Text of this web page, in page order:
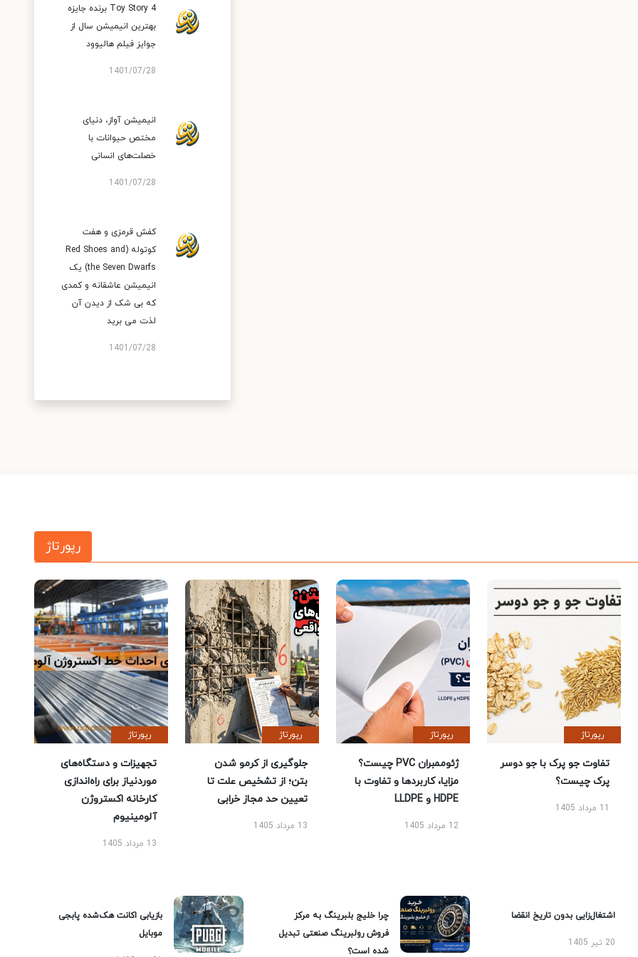
Toy Story 4 برنده جایزه
بهترین انیمیشن سال از
جوایز فیلم هالیوود
1401/07/28
انیمیشن آواز، دنیای
مختص حیوانات با
خصلت‌های انسانی
1401/07/28
کفش قرمزی و هفت
کوتوله (Red Shoes and
the Seven Dwarfs) یک
انیمیشن عاشقانه و کمدی
که بی شک از دیدن آن
لذت می برید
1401/07/28
رپورتاژ
رپورتاژ
تفاوت جو پرک با جو دوسر
پرک چیست؟
11 مرداد 1405
رپورتاژ
ژئوممبران PVC چیست؟
مزایا، کاربردها و تفاوت با
HDPE و LLDPE
12 مرداد 1405
رپورتاژ
جلوگیری از کرمو شدن
بتن؛ از تشخیص علت تا
تعیین حد مجاز خرابی
13 مرداد 1405
رپورتاژ
تجهیزات و دستگاه‌های
موردنیاز برای راه‌اندازی
کارخانه اکستروژن
آلومینیوم
13 مرداد 1405
اشتغال‌زایی بدون تاریخ انقضا
20 تیر 1405
چرا خلیج بلبرینگ به مرکز
فروش رولبرینگ صنعتی تبدیل
شده است؟
بازیابی اکانت هک‌شده پابجی
موبایل